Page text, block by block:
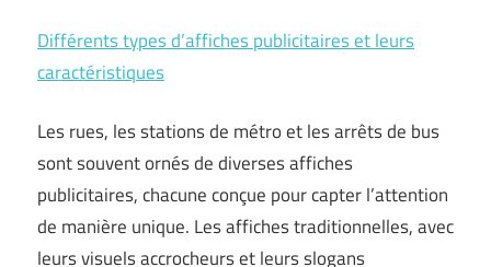
Différents types d’affiches publicitaires et leurs
caractéristiques
Les rues, les stations de métro et les arrêts de bus
sont souvent ornés de diverses affiches
publicitaires, chacune conçue pour capter l’attention
de manière unique. Les affiches traditionnelles, avec
leurs visuels accrocheurs et leurs slogans